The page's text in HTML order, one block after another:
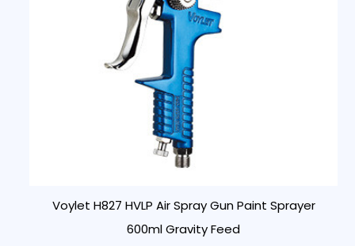
Voylet H827 HVLP Air Spray Gun Paint Sprayer
600ml Gravity Feed